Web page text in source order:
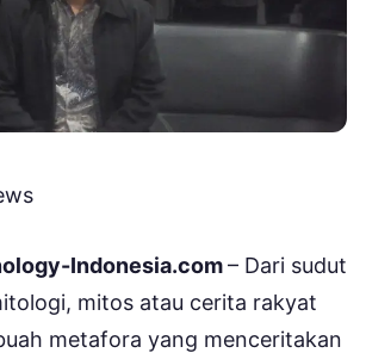
Indonesia.com– Dari sudut
mitos atau cerita rakyat
metafora yang menceritakan